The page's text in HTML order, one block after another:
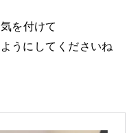
を付けて
うにしてくださいね